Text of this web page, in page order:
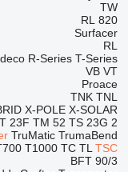
TW
820
RL
Surfacer
RL
R-Series T-Series
VB VT
Proace
TNK TNL
X-POLE X-SOLAR
T 23F TM 52 TS 23G 2
TruMatic TrumaBend
T1000 TC TL TSC
BFT 90/3